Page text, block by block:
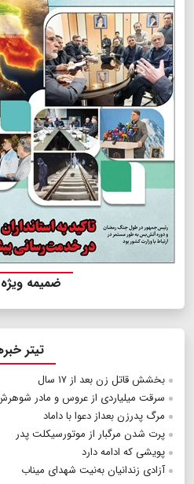
ضمیمه
تیتر
بخشش قاتل زن بعد از ۱۷ سال
سرقت میلیاردی از عروس و مادر
مرگ پدرزن بعداز دعوا با داماد
پرت شدن مرگبار از موتورسیکلت پدر
پویشی که ادامه دارد
آزادی زندانیان به‌نیت شهدای میناب